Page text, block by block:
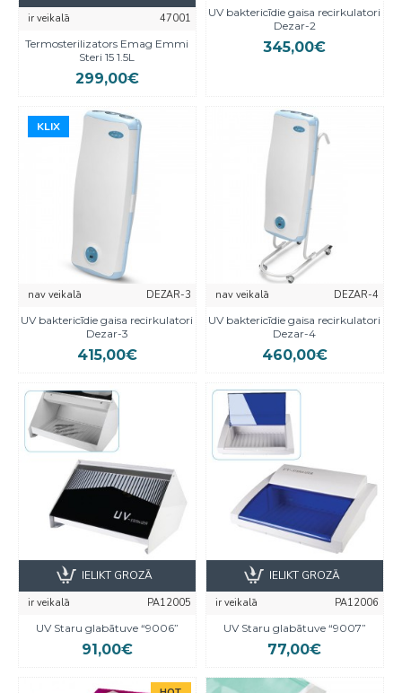
ir veikalā
47001
Termosterilizators Emag Emmi
Steri 15 1.5L
299,00€
UV baktericīdie gaisa recirkulatori
Dezar-2
345,00€
KLIX
KLIX
nav veikalā
DEZAR-3
UV baktericīdie gaisa recirkulatori
Dezar-3
415,00€
nav veikalā
DEZAR-4
UV baktericīdie gaisa recirkulatori
Dezar-4
460,00€
ir veikalā
PA12005
UV Staru glabātuve “9006”
91,00€
IELIKT GROZĀ
ir veikalā
PA12006
UV Staru glabātuve “9007”
77,00€
IELIKT GROZĀ